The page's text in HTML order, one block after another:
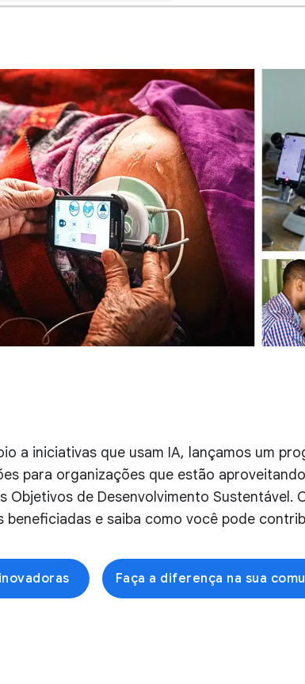
a iniciativas que usam IA, lançamos um
para organizações que estão
Objetivos de Desenvolvimento Sustentável.
beneficiadas e saiba como você pode
Faça a diferença na sua